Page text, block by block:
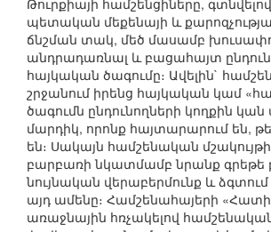
Թուրքիայի համշենցիները,
պետական մեքենայի և
ճնշման տակ, մեծ մասամբ
անդրադառնալ և բացահայտ
հայկական ծագումը։ Ավելին`
շրջանում իրենց հայկական կամ
ծագումն ընդունողների կողքին
մարդիկ, որոնք հայտարարում են, թե
են։ Սակայն համշենական
բարբառի նկատմամբ նրանք գրեթե
նույնական վերաբերմունք և
այդ ամենը։ Համշենահայերի
առաջնային հռչակելով